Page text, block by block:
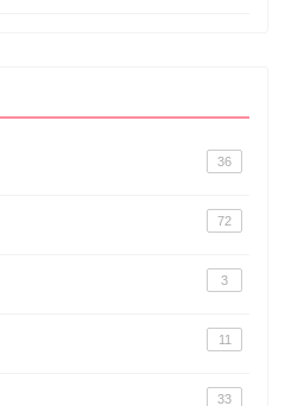
36
72
3
11
33